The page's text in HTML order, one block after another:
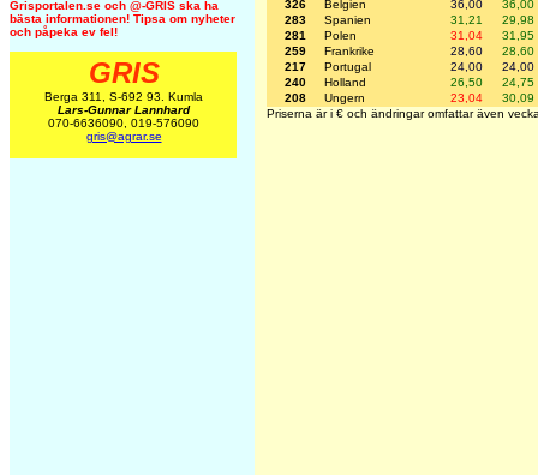
Grisportalen.se och @-GRIS ska ha
bästa informationen! Tipsa om nyheter
och påpeka ev fel!
GRIS
Berga 311, S-692 93. Kumla
Lars-Gunnar Lannhard
070-6636090, 019-576090
gris@agrar.se
326
Belgien 36,00
36,00
283
Spanien 31,21
29,98
281
Polen 31,04
31,95
259
Frankrike 28,60
28,60
217
Portugal 24,00
24,00
240
Holland 26,50
24,75
208
Ungern 23,04
30,09
Priserna är i € och ändringar omfattar även